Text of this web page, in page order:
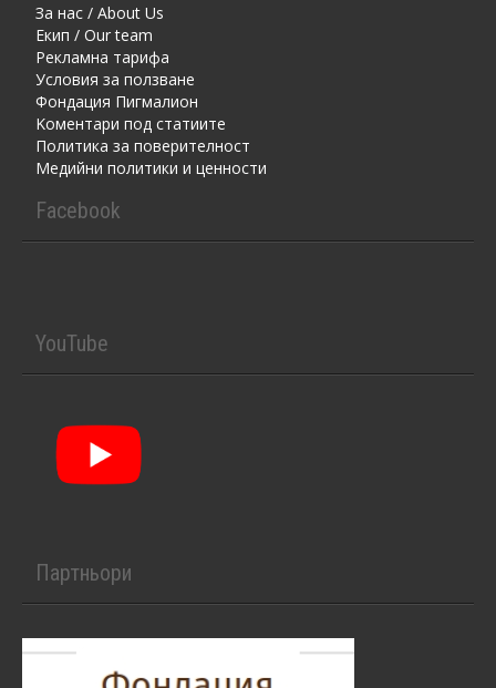
За нас / About Us
Екип / Our team
Рекламна тарифа
Условия за ползване
Фондация Пигмалион
Kоментaри под статиите
Политика за поверителност
Медийни политики и ценности
Facebook
YouTube
Партньори